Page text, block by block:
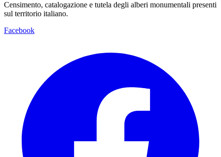
Censimento, catalogazione e tutela degli alberi monumentali presenti
sul territorio italiano.
Facebook